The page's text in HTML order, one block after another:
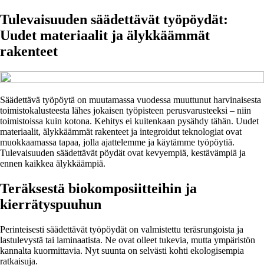
Tulevaisuuden säädettävät työpöydät:
Uudet materiaalit ja älykkäämmät
rakenteet
Säädettävä työpöytä on muutamassa vuodessa muuttunut harvinaisesta
toimistokalusteesta lähes jokaisen työpisteen perusvarusteeksi – niin
toimistoissa kuin kotona. Kehitys ei kuitenkaan pysähdy tähän. Uudet
materiaalit, älykkäämmät rakenteet ja integroidut teknologiat ovat
muokkaamassa tapaa, jolla ajattelemme ja käytämme työpöytiä.
Tulevaisuuden säädettävät pöydät ovat kevyempiä, kestävämpiä ja
ennen kaikkea älykkäämpiä.
Teräksestä biokomposiitteihin ja
kierrätyspuuhun
Perinteisesti säädettävät työpöydät on valmistettu teräsrungoista ja
lastulevystä tai laminaatista. Ne ovat olleet tukevia, mutta ympäristön
kannalta kuormittavia. Nyt suunta on selvästi kohti ekologisempia
ratkaisuja.